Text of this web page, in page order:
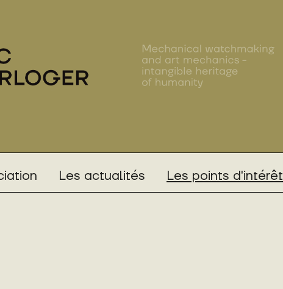
Les actualités Les points d'intérêt